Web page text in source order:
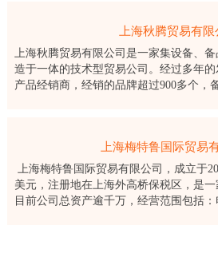
上海秋腾贸易有限
上海秋腾贸易有限公司是一家集设备、
造于一体的技术型贸易公司。经过多年
产品经销商，经销的品牌超过900多个，
上海梅特鲁国际贸易
上海梅特鲁国际贸易有限公司，成立于
美元，注册地在上海外高桥保税区，是一
目前公司总资产逾千万，经营范围包括